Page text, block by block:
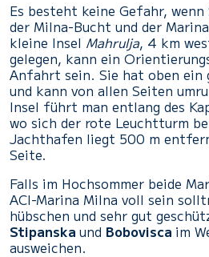
Es besteht keine Gefahr,
der Milna-Bucht und der
kleine Insel Mahrulja, 4 km
gelegen, kann ein
Anfahrt sein. Sie hat oben ein
und kann von allen Seiten
Insel führt man entlang des
wo sich der rote Leuchtturm
Jachthafen liegt 500 m
Seite.
Falls im Hochsommer beide
ACI-Marina Milna voll sein
hübschen und sehr gut
Stipanska und Bobovisca im
ausweichen.